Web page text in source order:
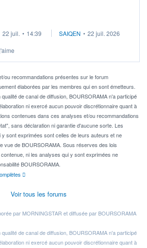
des actions individuelles.
qu'il soit éligible au PEA.
22 juil. • 14:39 SAIQEN • 22 juil. 2026
ou recommandations présentes sur le forum
élaborées par les membres qui en sont émetteurs.
de canal de diffusion, BOURSORAMA n'a participé
ni exercé aucun pouvoir discrétionnaire quant à
contenues dans ces analyses et/ou recommandations
sans déclaration ni garantie d'aucune sorte. Les
y sont exprimées sont celles de leurs auteurs et ne
vue de BOURSORAMA. Sous réserves des lois
ni les analyses qui y sont exprimées ne
BOURSORAMA.
Voir tous les forums
par MORNINGSTAR et diffusée par BOURSORAMA
de canal de diffusion, BOURSORAMA n'a participé
ni exercé aucun pouvoir discrétionnaire quant à